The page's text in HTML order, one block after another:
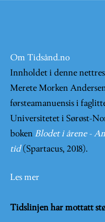
Om Tidsånd.no
Innholdet i denne
Merete Morken
førsteamanuensis i
Universitetet i Sørøst-
boken Blodet i årene -
tid (Spartacus, 2018).
Les mer
Tidslinjen har mottatt